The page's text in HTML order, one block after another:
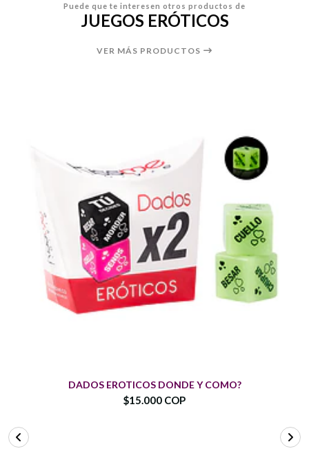
Puede que te interesen otros productos de
JUEGOS ERÓTICOS
VER MÁS PRODUCTOS
DADOS EROTICOS DONDE Y COMO?
$15.000 COP